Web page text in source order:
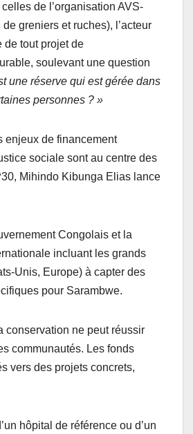
de l’organisation AVS-
greniers et ruches), l’acteur
de tout projet de
soulevant une question
une réserve qui est gérée dans
personnes ? »
enjeux de financement
sociale sont au centre des
Mihindo Kibunga Elias lance
Congolais et la
incluant les grands
Unis, Europe) à capter des
pour Sarambwe.
conservation ne peut réussir
communautés. Les fonds
vers des projets concrets,
hôpital de référence ou d’un